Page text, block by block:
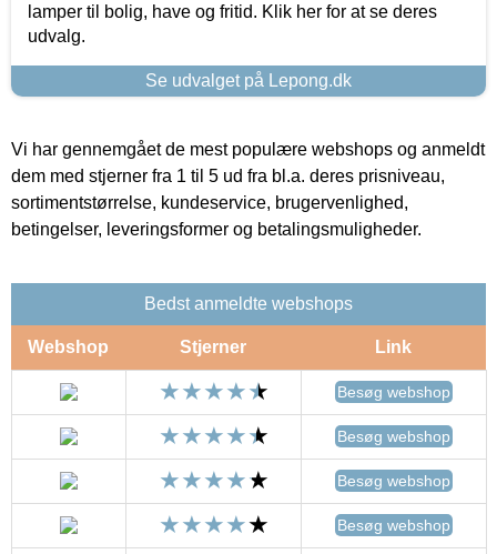
lamper til bolig, have og fritid. Klik her for at se deres
udvalg.
Se udvalget på Lepong.dk
Vi har gennemgået de mest populære webshops og anmeldt
dem med stjerner fra 1 til 5 ud fra bl.a. deres prisniveau,
sortimentstørrelse, kundeservice, brugervenlighed,
betingelser, leveringsformer og betalingsmuligheder.
Bedst anmeldte webshops
Webshop Stjerner Link
Besøg webshop
Besøg webshop
Besøg webshop
Besøg webshop